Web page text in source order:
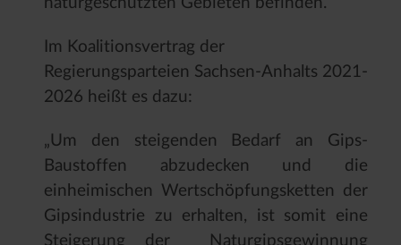
naturgeschützten Gebieten befinden.
Im Koalitionsvertrag der
Regierungsparteien Sachsen-Anhalts 2021-
2026 heißt es dazu:
„Um den steigenden Bedarf an Gips-
Baustoffen abzudecken und die
einheimischen Wertschöpfungsketten der
Gipsindustrie zu erhalten, ist somit eine
Steigerung der Naturgipsgewinnung